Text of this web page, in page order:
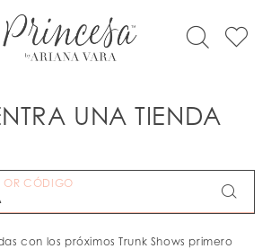
UNA TIENDA
OR CÓDIGO
con los próximos Trunk Shows primero